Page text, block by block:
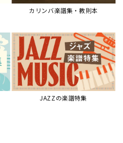
カリンバ楽譜集・教則本
JAZZの楽譜特集